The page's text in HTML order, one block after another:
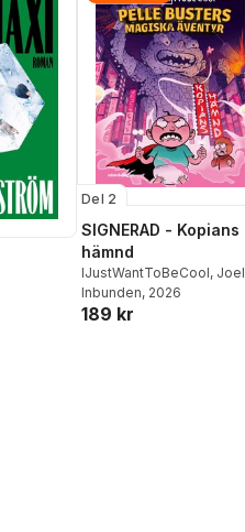
Del 2
SIGNERAD - Kopians
hämnd
IJustWantToBeCool, Joel
Adolphson,Emil Ejdemo
Beer ,Victor Beer
Inbunden, 2026
189 kr